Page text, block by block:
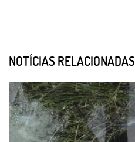
NOTÍCIAS RELACIONADAS